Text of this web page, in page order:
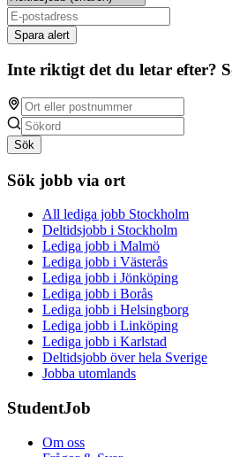
Spara alert
Inte riktigt det du letar efter?
Sök
Sök jobb via ort
All lediga jobb Stockholm
Deltidsjobb i Stockholm
Lediga jobb i Malmö
Lediga jobb i Västerås
Lediga jobb i Jönköping
Lediga jobb i Borås
Lediga jobb i Helsingborg
Lediga jobb i Linköping
Lediga jobb i Karlstad
Deltidsjobb över hela Sverige
Jobba utomlands
StudentJob
Om oss